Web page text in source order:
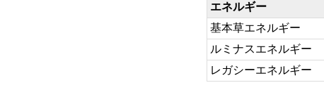
エネルギー
基本草エネルギー
ルミナスエネルギー
レガシーエネルギー